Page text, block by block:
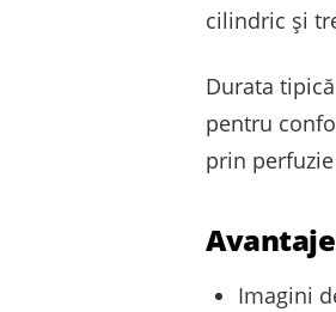
cilindric și
Durata
pentru
prin
Imagini